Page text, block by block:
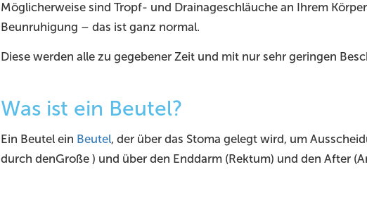
Möglicherweise sind Tropf- und Drainageschläuche an Ihrem
Beunruhigung – das ist ganz normal.
Diese werden alle zu gegebener Zeit und mit nur sehr geringen
Was ist ein Beutel?
Ein Beutel ein Beutel, der über das Stoma gelegt wird, um
durch denGroße ) und über den Enddarm (Rektum) und den After